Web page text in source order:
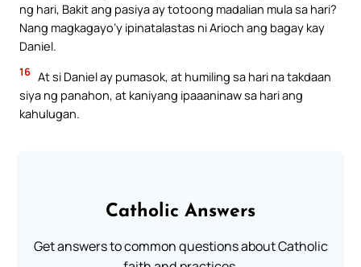
ng hari, Bakit ang pasiya ay totoong madalian mula sa hari?
Nang magkagayo’y ipinatalastas ni Arioch ang bagay kay
Daniel.
16 At si Daniel ay pumasok, at humiling sa hari na takdaan
siya ng panahon, at kaniyang ipaaaninaw sa hari ang
kahulugan.
Catholic Answers
Get answers to common questions about Catholic